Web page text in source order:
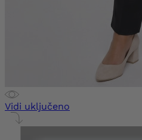
Vidi uključeno